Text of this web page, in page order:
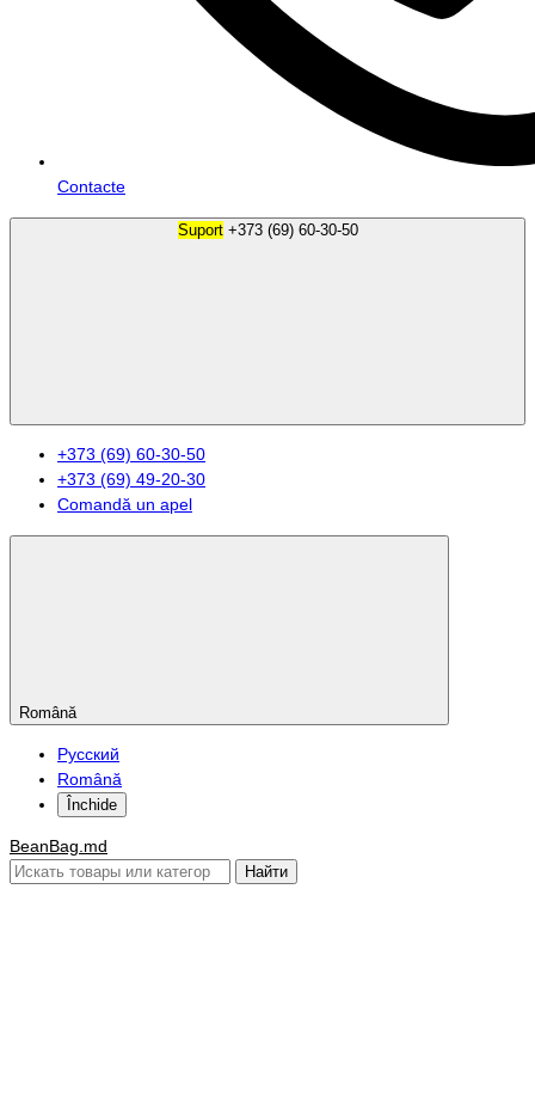
Contacte
Suport +373 (69) 60-30-50
+373 (69) 60-30-50
+373 (69) 49-20-30
Comandă un apel
Română
Русский
Română
Închide
BeanBag.md
Найти